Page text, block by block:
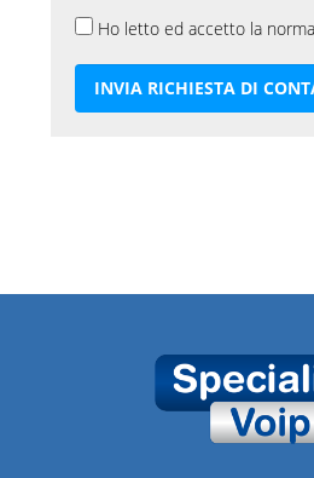
Ho letto ed accetto la